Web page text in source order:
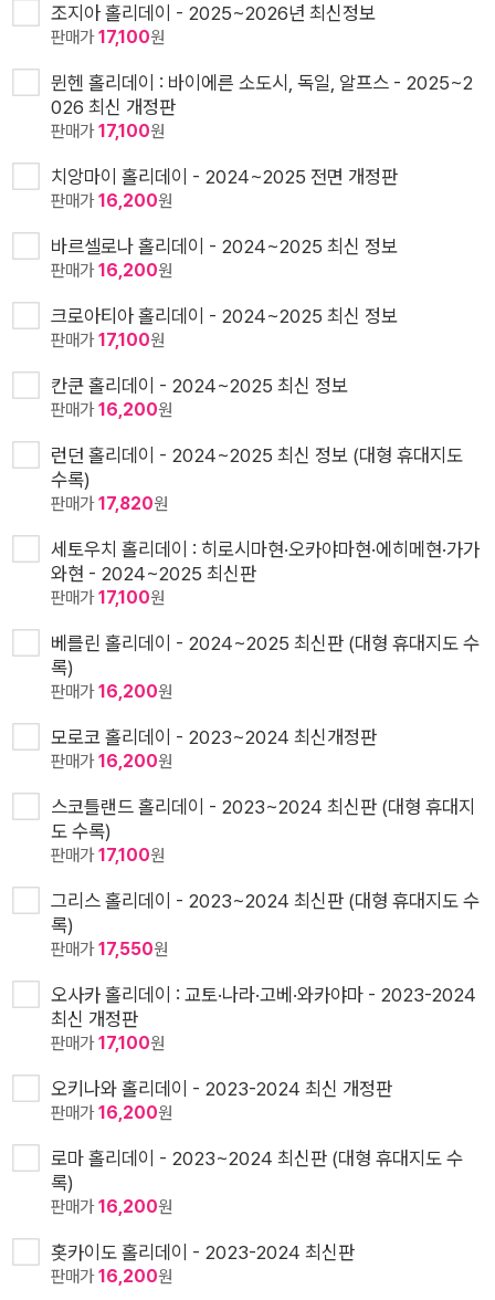
조지아 홀리데이 - 2025~2026년 최신정보
판매가17,100원
뮌헨 홀리데이 : 바이에른 소도시, 독일, 알프스 - 2025~2
026 최신 개정판
판매가17,100원
치앙마이 홀리데이 - 2024~2025 전면 개정판
판매가16,200원
바르셀로나 홀리데이 - 2024~2025 최신 정보
판매가16,200원
크로아티아 홀리데이 - 2024~2025 최신 정보
판매가17,100원
칸쿤 홀리데이 - 2024~2025 최신 정보
판매가16,200원
런던 홀리데이 - 2024~2025 최신 정보 (대형 휴대지도
수록)
판매가17,820원
세토우치 홀리데이 : 히로시마현·오카야마현·에히메현·가가
와현 - 2024~2025 최신판
판매가17,100원
베를린 홀리데이 - 2024~2025 최신판 (대형 휴대지도 수
록)
판매가16,200원
모로코 홀리데이 - 2023~2024 최신개정판
판매가16,200원
스코틀랜드 홀리데이 - 2023~2024 최신판 (대형 휴대지
도 수록)
판매가17,100원
그리스 홀리데이 - 2023~2024 최신판 (대형 휴대지도 수
록)
판매가17,550원
오사카 홀리데이 : 교토·나라·고베·와카야마 - 2023-2024
최신 개정판
판매가17,100원
오키나와 홀리데이 - 2023-2024 최신 개정판
판매가16,200원
로마 홀리데이 - 2023~2024 최신판 (대형 휴대지도 수
록)
판매가16,200원
홋카이도 홀리데이 - 2023-2024 최신판
판매가16,200원